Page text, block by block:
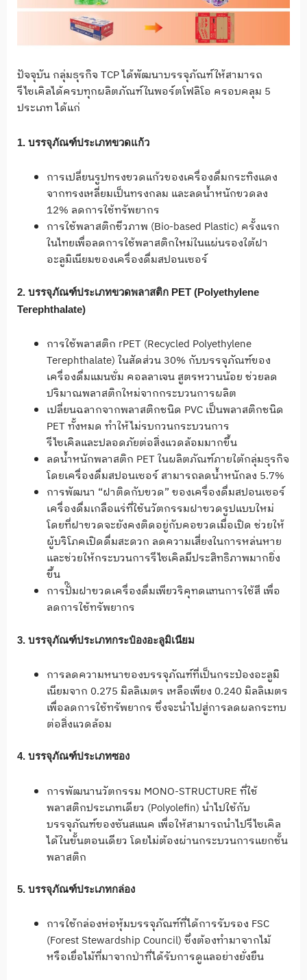
ปัจจุบัน กลุ่มธุรกิจ TCP ได้พัฒนาบรรจุภัณฑ์ให้สามารถ
รีไซเคิลได้ครบทุกผลิตภัณฑ์ในพอร์ตโฟลิโอ ครอบคลุม 5
ประเภท ได้แก่
1. บรรจุภัณฑ์ประเภทขวดแก้ว
การเปลี่ยนรูปทรงขวดแก้วของเครื่องดื่มกระทิงแดง
จากทรงเหลี่ยมเป็นทรงกลม และลดน้ำหนักขวดลง
12% ลดการใช้ทรัพยากร
การใช้พลาสติกชีวภาพ (Bio-based Plastic) ครั้งแรก
ในไทยเพื่อลดการใช้พลาสติกใหม่ในแผ่นรองใต้ฝา
อะลูมิเนียมของเครื่องดื่มสปอนเซอร์
2. บรรจุภัณฑ์ประเภทขวดพลาสติก PET (Polyethylene
Terephthalate)
การใช้พลาสติก rPET (Recycled Polyethylene
Terephthalate) ในสัดส่วน 30% กับบรรจุภัณฑ์ของ
เครื่องดื่มแมนซั่ม คอลลาเจน สูตรหวานน้อย ช่วยลด
ปริมาณพลาสติกใหม่จากกระบวนการผลิต
เปลี่ยนฉลากจากพลาสติกชนิด PVC เป็นพลาสติกชนิด
PET ทั้งหมด ทำให้ไม่รบกวนกระบวนการ
รีไซเคิลและปลอดภัยต่อสิ่งแวดล้อมมากขึ้น
ลดน้ำหนักพลาสติก PET ในผลิตภัณฑ์ภายใต้กลุ่มธุรกิจ
โดยเครื่องดื่มสปอนเซอร์ สามารถลดน้ำหนักลง 5.7%
การพัฒนา “ฝาติดกับขวด” ของเครื่องดื่มสปอนเซอร์
เครื่องดื่มเกลือแร่ที่ใช้นวัตกรรมฝาขวดรูปแบบใหม่
โดยที่ฝาขวดจะยังคงติดอยู่กับคอขวดเมื่อเปิด ช่วยให้
ผู้บริโภคเปิดดื่มสะดวก ลดความเสี่ยงในการหล่นหาย
และช่วยให้กระบวนการรีไซเคิลมีประสิทธิภาพมากยิ่ง
ขึ้น
การปั๊มฝาขวดเครื่องดื่มเพียวริคุทดแทนการใช้สี เพื่อ
ลดการใช้ทรัพยากร
3. บรรจุภัณฑ์ประเภทกระป๋องอะลูมิเนียม
การลดความหนาของบรรจุภัณฑ์ที่เป็นกระป๋องอะลูมิ
เนียมจาก 0.275 มิลลิเมตร เหลือเพียง 0.240 มิลลิเมตร
เพื่อลดการใช้ทรัพยากร ซึ่งจะนำไปสู่การลดผลกระทบ
ต่อสิ่งแวดล้อม
4. บรรจุภัณฑ์ประเภทซอง
การพัฒนานวัตกรรม MONO-STRUCTURE ที่ใช้
พลาสติกประเภทเดียว (Polyolefin) นำไปใช้กับ
บรรจุภัณฑ์ของซันสแนค เพื่อให้สามารถนำไปรีไซเคิล
ได้ในขั้นตอนเดียว โดยไม่ต้องผ่านกระบวนการแยกชั้น
พลาสติก
5. บรรจุภัณฑ์ประเภทกล่อง
การใช้กล่องห่อหุ้มบรรจุภัณฑ์ที่ได้การรับรอง FSC
(Forest Stewardship Council) ซึ่งต้องทำมาจากไม้
หรือเยื่อไม้ที่มาจากป่าที่ได้รับการดูแลอย่างยั่งยืน